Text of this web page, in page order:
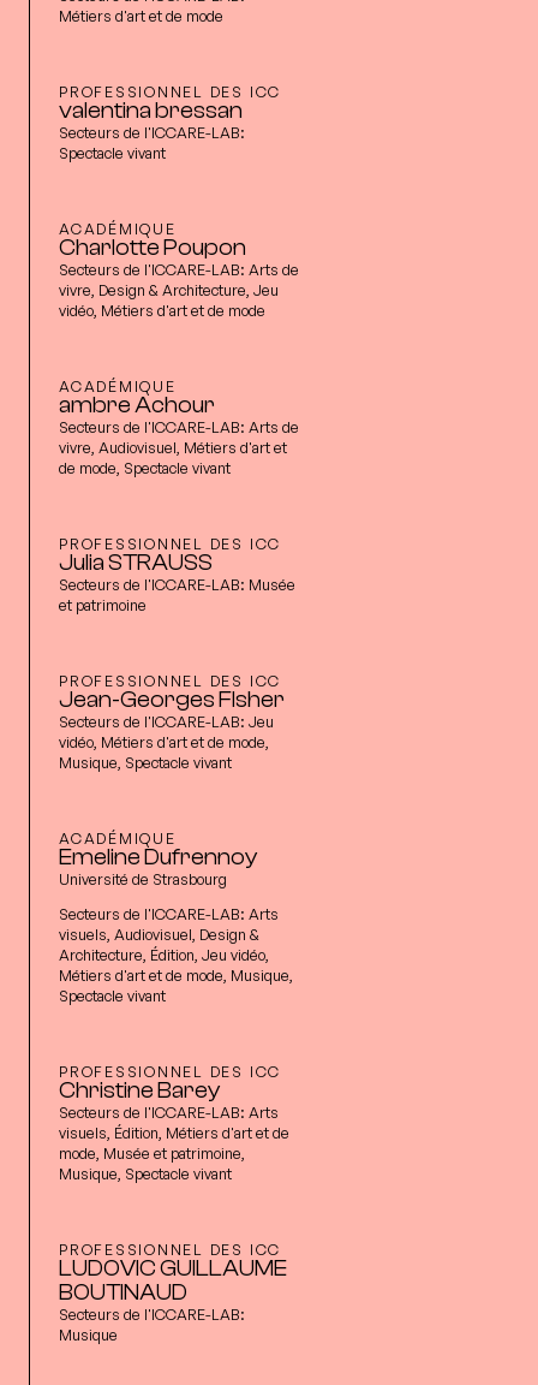
Métiers d'art et de mode
PROFESSIONNEL DES ICC
valentina bressan
Secteurs de l'ICCARE-LAB:
Spectacle vivant
ACADÉMIQUE
Charlotte Poupon
Secteurs de l'ICCARE-LAB: Arts de
vivre, Design & Architecture, Jeu
vidéo, Métiers d'art et de mode
ACADÉMIQUE
ambre Achour
Secteurs de l'ICCARE-LAB: Arts de
vivre, Audiovisuel, Métiers d'art et
de mode, Spectacle vivant
PROFESSIONNEL DES ICC
Julia STRAUSS
Secteurs de l'ICCARE-LAB: Musée
et patrimoine
PROFESSIONNEL DES ICC
Jean-Georges FIsher
Secteurs de l'ICCARE-LAB: Jeu
vidéo, Métiers d'art et de mode,
Musique, Spectacle vivant
ACADÉMIQUE
Emeline Dufrennoy
Université de Strasbourg
Secteurs de l'ICCARE-LAB: Arts
visuels, Audiovisuel, Design &
Architecture, Édition, Jeu vidéo,
Métiers d'art et de mode, Musique,
Spectacle vivant
PROFESSIONNEL DES ICC
Christine Barey
Secteurs de l'ICCARE-LAB: Arts
visuels, Édition, Métiers d'art et de
mode, Musée et patrimoine,
Musique, Spectacle vivant
PROFESSIONNEL DES ICC
LUDOVIC GUILLAUME
BOUTINAUD
Secteurs de l'ICCARE-LAB:
Musique